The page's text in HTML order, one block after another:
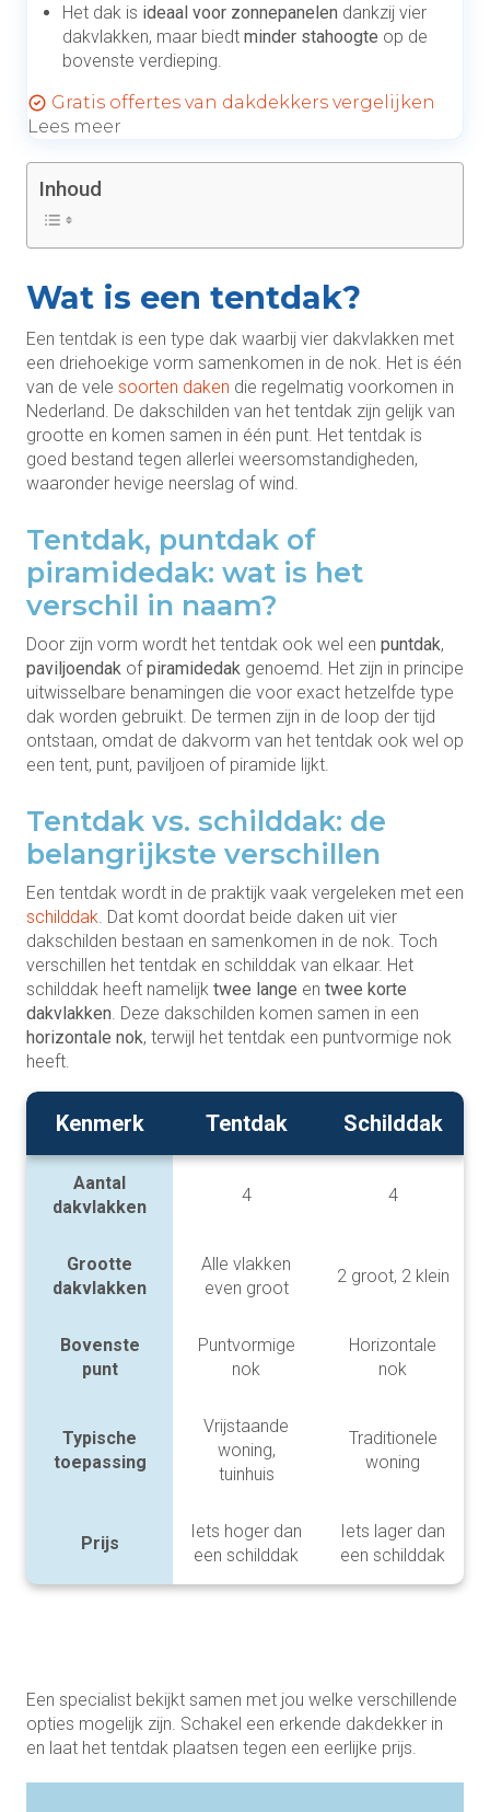
Het dak is ideaal voor zonnepanelen dankzij vier
dakvlakken, maar biedt minder stahoogte op de
bovenste verdieping.
Gratis offertes van dakdekkers vergelijken
Lees meer
Inhoud
Wat is een tentdak?
Een tentdak is een type dak waarbij vier dakvlakken met
een driehoekige vorm samenkomen in de nok. Het is één
van de vele soorten daken die regelmatig voorkomen in
Nederland. De dakschilden van het tentdak zijn gelijk van
grootte en komen samen in één punt. Het tentdak is
goed bestand tegen allerlei weersomstandigheden,
waaronder hevige neerslag of wind.
Tentdak, puntdak of
piramidedak: wat is het
verschil in naam?
Door zijn vorm wordt het tentdak ook wel een puntdak,
paviljoendak ofpiramidedak genoemd. Het zijn in principe
uitwisselbare benamingen die voor exact hetzelfde type
dak worden gebruikt. De termen zijn in de loop der tijd
ontstaan, omdat de dakvorm van het tentdak ook wel op
een tent, punt, paviljoen of piramide lijkt.
Tentdak vs. schilddak: de
belangrijkste verschillen
Een tentdak wordt in de praktijk vaak vergeleken met een
schilddak . Dat komt doordat beide daken uit vier
dakschilden bestaan en samenkomen in de nok. Toch
verschillen het tentdak en schilddak van elkaar. Het
schilddak heeft namelijk twee lange en twee korte
dakvlakken . Deze dakschilden komen samen in een
horizontale nok, terwijl het tentdak een puntvormige nok
heeft.
Kenmerk Tentdak Schilddak
Aantal
dakvlakken
4 4
Grootte
dakvlakken
Alle vlakken
even groot
2 groot, 2 klein
Bovenste
punt
Puntvormige
nok
Horizontale
nok
Typische
toepassing
Vrijstaande
woning,
tuinhuis
Traditionele
woning
Prijs
Iets hoger dan
een schilddak
Iets lager dan
een schilddak
Een specialist bekijkt samen met jou welke verschillende
opties mogelijk zijn. Schakel een erkende dakdekker in
en laat het tentdak plaatsen tegen een eerlijke prijs.